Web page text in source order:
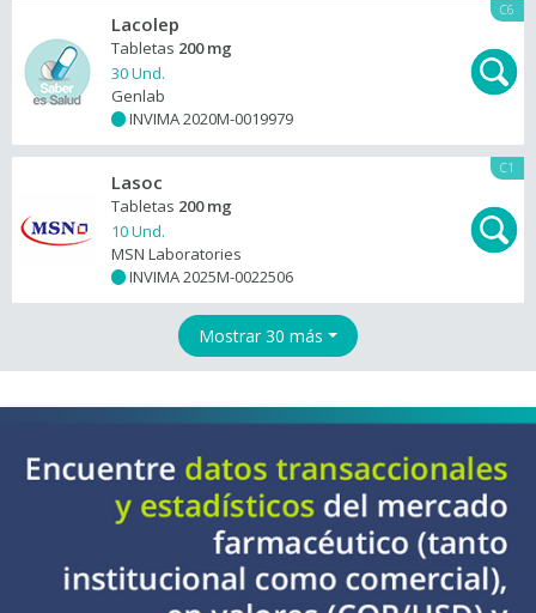
C6
Lacolep
Tabletas 200 mg
30 Und.
Genlab
INVIMA 2020M-0019979
C1
Lasoc
Tabletas 200 mg
10 Und.
MSN Laboratories
INVIMA 2025M-0022506
Mostrar 30 más